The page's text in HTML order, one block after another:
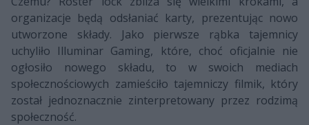
organizacje będą odsłaniać karty, prezentując nowo
utworzone składy. Jako pierwsze rąbka tajemnicy
uchyliło Illuminar Gaming, które, choć oficjalnie nie
ogłosiło nowego składu, to w swoich mediach
społecznościowych zamieściło tajemniczy filmik, który
został jednoznacznie zinterpretowany przez rodzimą
społeczność.